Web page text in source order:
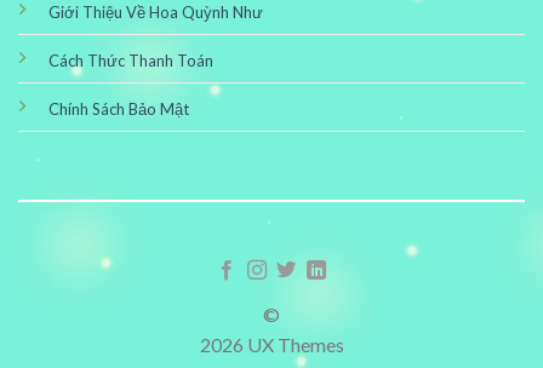
Giới Thiệu Về Hoa Quỳnh Như
Cách Thức Thanh Toán
Chính Sách Bảo Mật
©
2026 UX Themes